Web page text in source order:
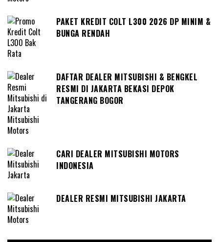
PAKET KREDIT COLT L300 2026 DP MINIM &
BUNGA RENDAH
DAFTAR DEALER MITSUBISHI & BENGKEL
RESMI DI JAKARTA BEKASI DEPOK
TANGERANG BOGOR
CARI DEALER MITSUBISHI MOTORS
INDONESIA
DEALER RESMI MITSUBISHI JAKARTA